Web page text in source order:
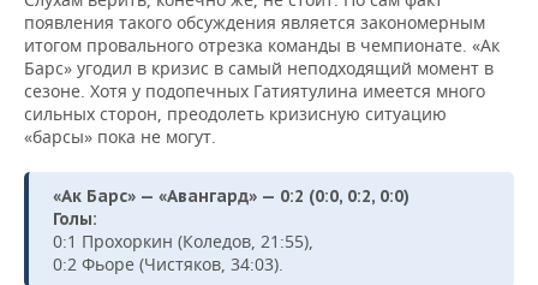
появления такого обсуждения является закономерным
итогом провального отрезка команды в чемпионате. «Ак
Барс» угодил в кризис в самый неподходящий момент в
сезоне. Хотя у подопечных Гатиятулина имеется много
сильных сторон, преодолеть кризисную ситуацию
«барсы» пока не могут.
«Ак Барс» — «Авангард» — 0:2 (0:0, 0:2, 0:0)
Голы:
0:1 Прохоркин (Коледов, 21:55),
0:2 Фьоре (Чистяков, 34:03).